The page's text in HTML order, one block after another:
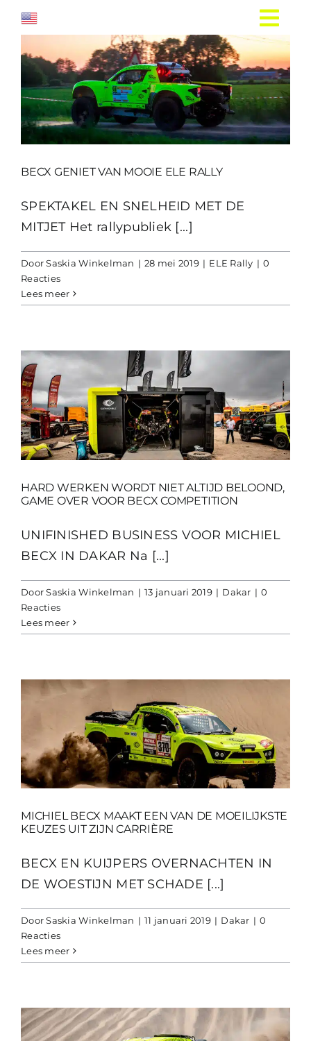
inhoud
BECX GENIET VAN MOOIE ELE RALLY
SPEKTAKEL EN SNELHEID MET DE
MITJET Het rallypubliek [...]
DoorSaskia Winkelman | 28 mei 2019 | ELE Rally | 0
Reacties
Lees meer
HARD WERKEN WORDT NIET ALTIJD BELOOND,
GAME OVER VOOR BECX COMPETITION
UNIFINISHED BUSINESS VOOR MICHIEL
BECX IN DAKAR Na [...]
DoorSaskia Winkelman | 13 januari 2019 | Dakar | 0
Reacties
Lees meer
MICHIEL BECX MAAKT EEN VAN DE MOEILIJKSTE
KEUZES UIT ZIJN CARRIÈRE
BECX EN KUIJPERS OVERNACHTEN IN
DE WOESTIJN MET SCHADE [...]
DoorSaskia Winkelman | 11 januari 2019 | Dakar | 0
Reacties
Lees meer